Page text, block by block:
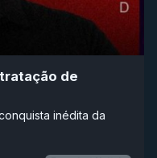
de
inédita da